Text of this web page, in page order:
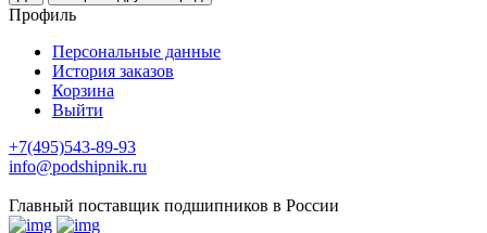
Профиль
Персональные данные
История заказов
Корзина
Выйти
+7(495)543-89-93
info@podshipnik.ru
Главный поставщик подшипников в России